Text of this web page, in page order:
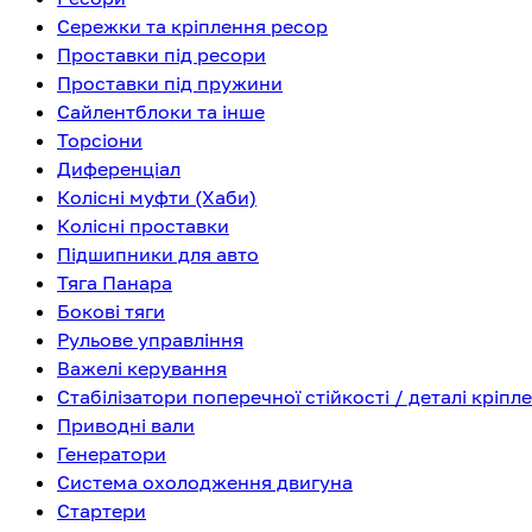
Сережки та кріплення ресор
Проставки під ресори
Проставки під пружини
Сайлентблоки та інше
Торсіони
Диференціал
Колісні муфти (Хаби)
Колісні проставки
Підшипники для авто
Тяга Панара
Бокові тяги
Рульове управління
Важелі керування
Стабілізатори поперечної стійкості / деталі
Приводні вали
Генератори
Система охолодження двигуна
Стартери